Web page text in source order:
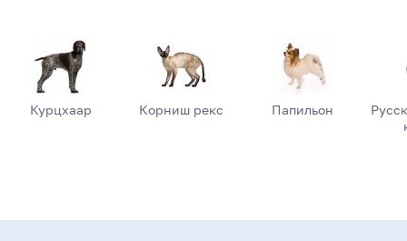
Курцхаар Корниш рекс Папильон